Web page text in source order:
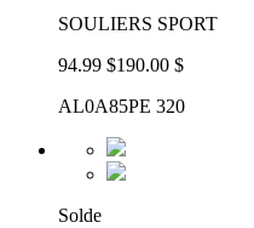
SOULIERS SPORT
94.99 $190.00 $
AL0A85PE 320
Solde